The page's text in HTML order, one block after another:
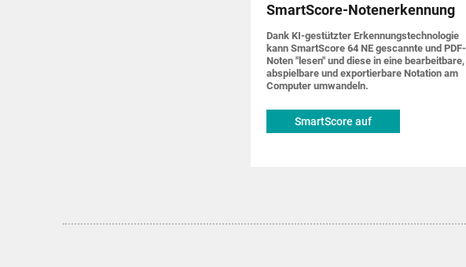
SmartScore-Notenerkennung
Dank KI-gestützter Erkennungs­techno­logie
kann SmartScore 64 NE gescannte und PDF-
Noten "lesen" und diese in eine bearbeit­bare,
abspiel­bare und expor­tier­bare Notation am
Computer um­wandeln.
SmartScore auf